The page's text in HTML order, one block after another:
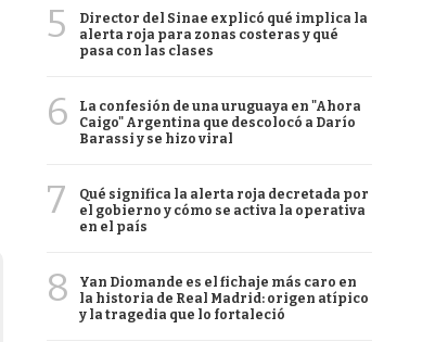
5
Director del Sinae explicó qué implica la
alerta roja para zonas costeras y qué
pasa con las clases
6
La confesión de una uruguaya en "Ahora
Caigo" Argentina que descolocó a Darío
Barassi y se hizo viral
7
Qué significa la alerta roja decretada por
el gobierno y cómo se activa la operativa
en el país
8
Yan Diomande es el fichaje más caro en
la historia de Real Madrid: origen atípico
y la tragedia que lo fortaleció